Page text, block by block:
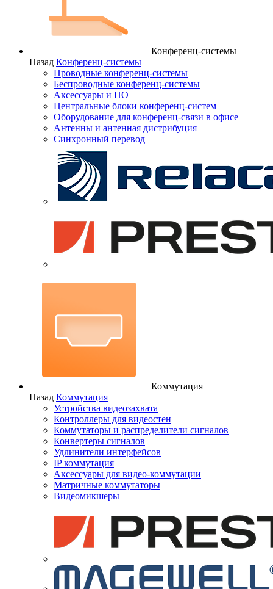
Конференц-системы
Назад Конференц-системы
Проводные конференц-системы
Беспроводные конференц-системы
Аксессуары и ПО
Центральные блоки конференц-систем
Оборудование для конференц-связи в офисе
Антенны и антенная дистрибуция
Синхронный перевод
Коммутация
Назад Коммутация
Устройства видеозахвата
Контроллеры для видеостен
Коммутаторы и распределители сигналов
Конвертеры сигналов
Удлинители интерфейсов
IP коммутация
Аксессуары для видео-коммутации
Матричные коммутаторы
Видеомикшеры